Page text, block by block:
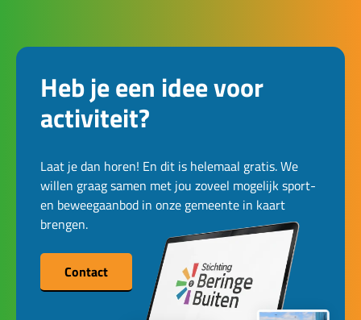
Heb je een idee voor
activiteit?
Laat je dan horen! En dit is helemaal gratis. We
willen graag samen met jou zoveel mogelijk sport-
en beweegaanbod in onze gemeente in kaart
brengen.
Contact